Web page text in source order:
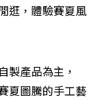
逛，體驗賽夏風
製產品為主，
夏圖騰的手工藝